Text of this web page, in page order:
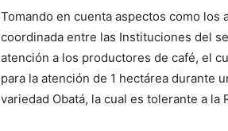
Tomando en cuenta aspectos como los
coordinada entre las Instituciones del
atención a los productores de café, el
para la atención de 1 hectárea durante
variedad Obatá, la cual es tolerante a